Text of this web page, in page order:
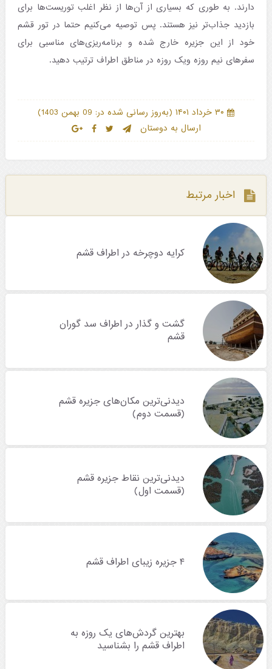
دارند. به طوری که بسیاری از آن‌ها از نظر اغلب توریست‌ها برای
بازدید جذاب‌تر نیز هستند. پس توصیه می‌کنیم حتما در تور قشم
خود از این جزیره خارج شده و برنامه‌ریزی‌های مناسبی برای
سفرهای نیم روزه ویک روزه در مناطق اطراف ترتیب دهید.
۳۰ خرداد ۱۴۰۱ (به‌روز رسانی شده در: 09 بهمن 1403
)
ارسال به دوستان
اخبار مرتبط
کرایه دوچرخه در اطراف قشم
گشت و گذار در اطراف سد گوران
قشم
دیدنی‌ترین مکان‌های جزیره قشم
(قسمت دوم)
دیدنی‌ترین نقاط جزیره قشم
(قسمت اول)
۴ جزیره زیبای اطراف قشم
بهترین گردش‌های یک روزه به
اطراف قشم را بشناسید